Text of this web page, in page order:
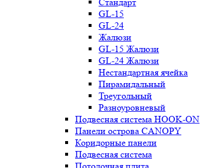
GL-15
GL-24
Жалюзи
GL-15 Жалюзи
GL-24 Жалюзи
Нестандартная ячейка
Пирамидальный
Треугольный
Разноуровневый
Подвесная система HOOK-ON
Панели острова CANOPY
Коридорные панели
Подвесная система